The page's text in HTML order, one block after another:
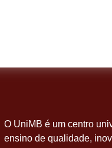
O UniMB é um centro
ensino de qualidade,